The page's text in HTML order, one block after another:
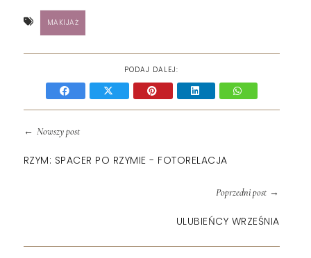
MAKIJAŻ
PODAJ DALEJ:
← Nowszy post
RZYM: SPACER PO RZYMIE - FOTORELACJA
Poprzedni post→
ULUBIEŃCY WRZEŚNIA